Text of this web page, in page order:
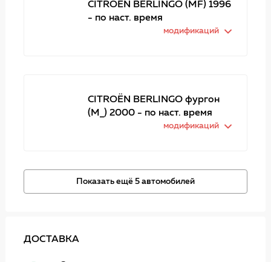
CITROËN BERLINGO (MF) 1996
- по наст. время
модификаций
CITROËN BERLINGO фургон
(M_) 2000 - по наст. время
модификаций
Показать ещё 5 автомобилей
ДОСТАВКА